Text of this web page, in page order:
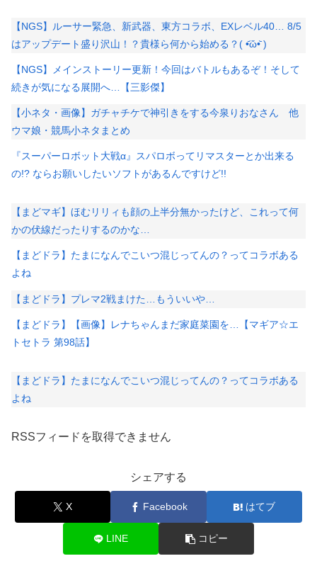
【NGS】ルーサー緊急、新武器、東方コラボ、EXレベル40… 8/5
はアップデート盛り沢山！？貴様ら何から始める？( •᷄ὤ•᷅ )
【NGS】メインストーリー更新！今回はバトルもあるぞ！そして
続きが気になる展開へ…【三影傑】
【小ネタ・画像】ガチャチケで神引きをする今泉りおなさん 他
ウマ娘・競馬小ネタまとめ
『スーパーロボット大戦α』スパロボってリマスターとか出来る
の!? ならお願いしたいソフトがあるんですけど!!
【まどマギ】ほむリリィも顔の上半分無かったけど、これって何
かの伏線だったりするのかな…
【まどドラ】たまになんでこいつ混じってんの？ってコラボある
よね
【まどドラ】プレマ2戦まけた…もういいや…
【まどドラ】【画像】レナちゃんまだ家庭菜園を…【マギア☆エ
トセトラ 第98話】
【まどドラ】たまになんでこいつ混じってんの？ってコラボある
よね
RSSフィードを取得できません
シェアする
X Facebook はてブ
LINE コピー